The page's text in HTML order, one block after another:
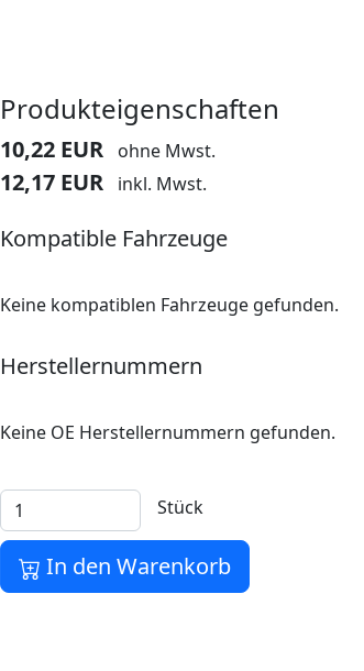
Produkteigenschaften
10,22 EUR ohne Mwst.
12,17 EUR inkl. Mwst.
Kompatible Fahrzeuge
Keine kompatiblen Fahrzeuge gefunden.
Herstellernummern
Keine OE Herstellernummern gefunden.
Stück
In den Warenkorb